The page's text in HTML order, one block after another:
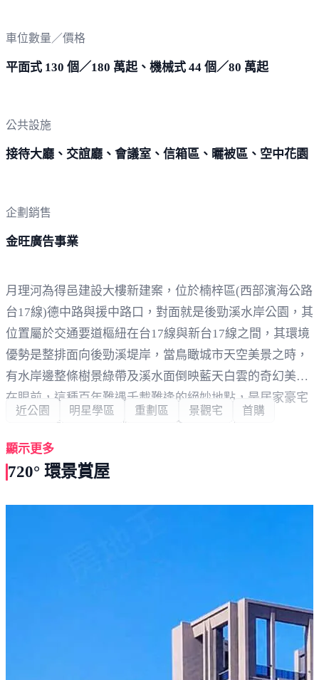
車位數量／價格
平面式 130 個／180 萬起、機械式 44 個／80 萬起
公共設施
接待大廳、交誼廳、會議室、信箱區、曬被區、空中花園
企劃銷售
金旺廣告事業
月理河為得邑建設大樓新建案，位於楠梓區(西部濱海公路
台17線)德中路與援中路口，對面就是後勁溪水岸公園，其
位置屬於交通要道樞紐在台17線與新台17線之間，其環境
優勢是整排面向後勁溪堤岸，當鳥瞰城市天空美景之時，
有水岸邊整條樹景綠帶及溪水面倒映藍天白雲的奇幻美景
在眼前，這種百年難遇千載難逢的絕妙地點，是居家豪宅
等級的視野地段，可說是人見人愛的美好地理。
近公園 明星學區 重劃區 景觀宅 首購
顯示更多
720° 環景賞屋